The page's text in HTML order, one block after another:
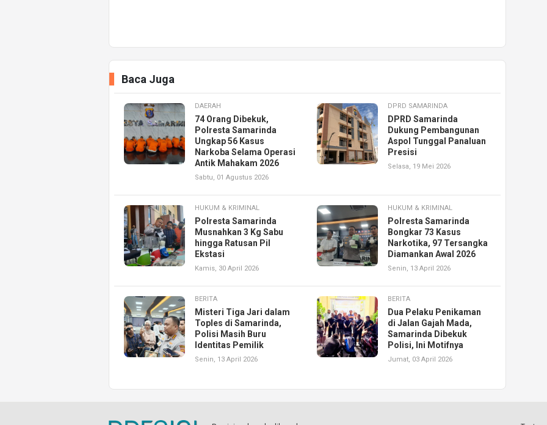
Baca Juga
DAERAH
74 Orang Dibekuk,
Polresta Samarinda
Ungkap 56 Kasus
Narkoba Selama Operasi
Antik Mahakam 2026
Sabtu, 01 Agustus 2026
DPRD SAMARINDA
DPRD Samarinda
Dukung Pembangunan
Aspol Tunggal Panaluan
Presisi
Selasa, 19 Mei 2026
HUKUM & KRIMINAL
Polresta Samarinda
Musnahkan 3 Kg Sabu
hingga Ratusan Pil
Ekstasi
Kamis, 30 April 2026
HUKUM & KRIMINAL
Polresta Samarinda
Bongkar 73 Kasus
Narkotika, 97 Tersangka
Diamankan Awal 2026
Senin, 13 April 2026
BERITA
Misteri Tiga Jari dalam
Toples di Samarinda,
Polisi Masih Buru
Identitas Pemilik
Senin, 13 April 2026
BERITA
Dua Pelaku Penikaman
di Jalan Gajah Mada,
Samarinda Dibekuk
Polisi, Ini Motifnya
Jumat, 03 April 2026